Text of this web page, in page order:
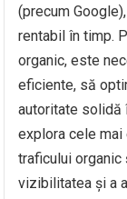
(precum
rentabil în timp.
organic, este
eficiente, să
autoritate solidă
explora cele
traficului
vizibilitatea și a